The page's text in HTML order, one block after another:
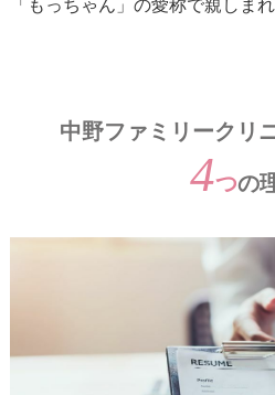
「もっちゃん」の愛称で親しまれ
中野ファミリークリ
4つの